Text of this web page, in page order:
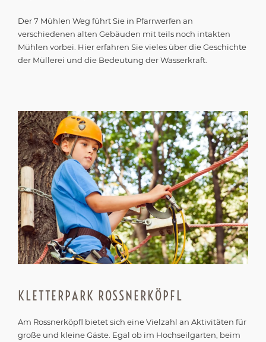
verschiedenen alten Gebäuden mit teils noch intakten
Mühlen vorbei. Hier erfahren Sie vieles über die Geschichte
der Müllerei und die Bedeutung der Wasserkraft.
große und kleine Gäste. Egal ob im Hochseilgarten, beim
Mountaincart , am Fun Liner oder bei Puschls Rätselrallye